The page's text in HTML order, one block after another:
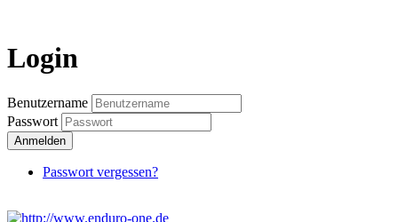
Login
Benutzername
Passwort
Anmelden
Passwort vergessen?